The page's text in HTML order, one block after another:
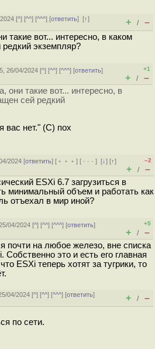
[^] [^^] [^^^] [ответить][↑]
+ / –
такие вот... интересно, в каком
экземпляр?
26/04/2024 [^] [^^] [^^^] [ответить]
+1
+ / –
они такие вот... интересно, в
сей редкий
вас нет." (С) пох
2024 [ответить] [ ﹢﹢﹢] [ · · ·][↓] [↑]
–2
+ / –
ESXi 6.7 загрузиться в
минимальный объем и работать как
отъехал в мир иной?
04/2024 [^] [^^] [^^^] [ответить]
+5
+ / –
почти на любое железо, вне списка
Собственно это и есть его главная
ESXi теперь хотят за тугрики, то
04/2024 [^] [^^] [^^^] [ответить]
+ / –
по сети.